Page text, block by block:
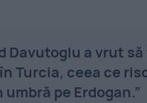
Davutoglu a vrut
Turcia, ceea ce
umbră pe Erdogan.”